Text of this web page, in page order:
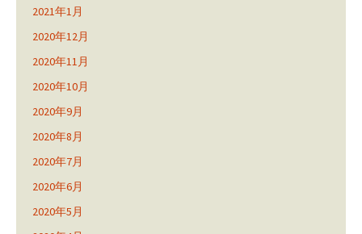
2021年1月
2020年12月
2020年11月
2020年10月
2020年9月
2020年8月
2020年7月
2020年6月
2020年5月